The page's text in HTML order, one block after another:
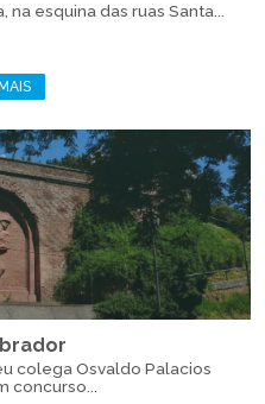
esquina das ruas Santa...
colega Osvaldo Palacios
concurso...